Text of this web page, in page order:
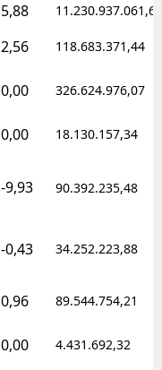
5,88 11.230.937.061,62
2,56 118.683.371,44
0,00 326.624.976,07
0,00 18.130.157,34
-9,93 90.392.235,48
-0,43 34.252.223,88
0,96 89.544.754,21
0,00 4.431.692,32